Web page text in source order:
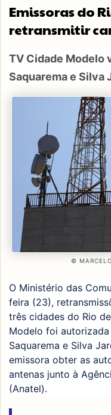
Emissoras do
retransmitir
TV Cidade Modelo
Saquarema e Silva
©
O Ministério das
feira (23),
três cidades do Rio
Modelo foi
Saquarema e Silva
emissora obter as
antenas junto à
(Anatel).